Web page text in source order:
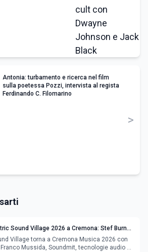
Antonia: turbamento e ricerca nel film
sulla poetessa Pozzi, intervista al regista
Ferdinando C. Filomarino
>
Sound Village 2026 a Cremona: Stef Burns,
e Young Band Contest, il programma
Village torna a Cremona Musica 2026 con
Mussida, Soundmit, tecnologie audio e